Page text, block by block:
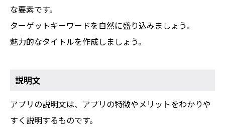
な要素です。
ターゲットキーワードを自然に盛り込みましょう。
魅力的なタイトルを作成しましょう。
説明文
アプリの説明文は、アプリの特徴やメリットをわかりや
すく説明するものです。